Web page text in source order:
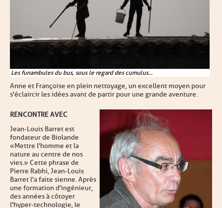
Les funambules du bus, sous le regard des cumulus...
Anne et Françoise en plein nettoyage, un excellent moyen pour
s'éclaircir les idées avant de partir pour une grande aventure.
RENCONTRE AVEC
Jean-Louis Barret est
fondateur de Biolande
«Mettre l'homme et la
nature au centre de nos
vies.» Cette phrase de
Pierre Rabhi, Jean-Louis
Barret l'a faite sienne. Après
une formation d'ingénieur,
des années à côtoyer
l'hyper-technologie, le